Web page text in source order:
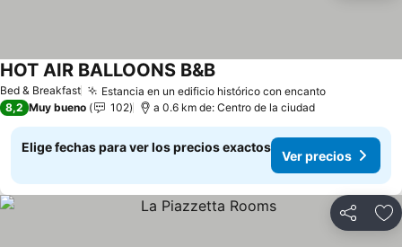
Bed & Breakfast Estancia en un edificio histórico con encanto
HOT AIR BALLOONS B&B
8,2 Muy bueno 102 a 0.6 km de: Centro de la ciudad
Elige fechas para ver los precios exactos
Ver precios
Compartir